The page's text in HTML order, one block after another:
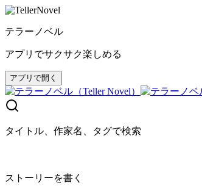
テラーノベル
アプリでサクサク楽しめる
アプリで開く
タイトル、作家名、タグで検索
ストーリーを書く